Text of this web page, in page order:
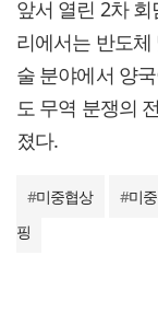
앞서 열린 2차
리에서는 반도
술 분야에서 양
도 무역 분쟁의
졌다.
#미중협상 #미
핑